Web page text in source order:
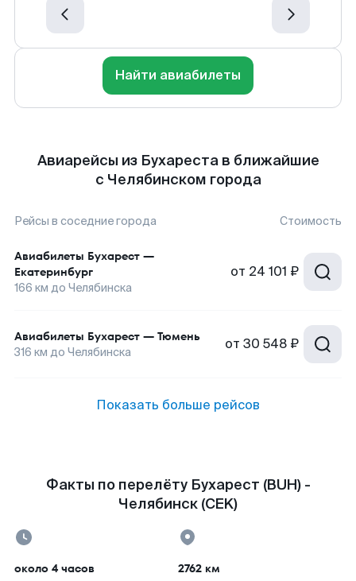
Найти авиабилеты
Авиарейсы из Бухареста в ближайшие
с Челябинском города
Рейсы в соседние города Стоимость
Авиабилеты Бухарест —
Екатеринбург
166 км до Челябинска
от 24 101 ₽
Авиабилеты Бухарест — Тюмень
316 км до Челябинска от 30 548 ₽
Показать больше рейсов
Факты по перелёту Бухарест (BUH) -
Челябинск (CEK)
около 4 часов 2762 км